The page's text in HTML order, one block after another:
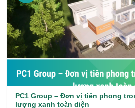
PC1 Group – Đơn vị tiên phong
lượng xanh toàn diện